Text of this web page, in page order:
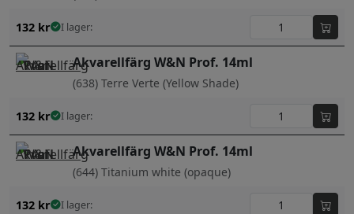
132 kr I lager:
Akvarellfärg W&N Prof. 14ml
(638) Terre Verte (Yellow Shade)
132 kr I lager:
Akvarellfärg W&N Prof. 14ml
(644) Titanium white (opaque)
132 kr I lager: